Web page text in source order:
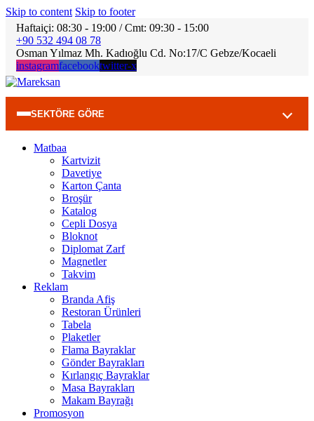
Skip to content Skip to footer
Haftaiçi: 08:30 - 19:00 / Cmt: 09:30 - 15:00
+90 532 494 08 78
Osman Yılmaz Mh. Kadıoğlu Cd. No:17/C Gebze/Kocaeli
instagramfacebooktwitter-x
SEKTÖRE GÖRE
Matbaa
Kartvizit
Davetiye
Karton Çanta
Broşür
Katalog
Cepli Dosya
Bloknot
Diplomat Zarf
Magnetler
Takvim
Reklam
Branda Afiş
Restoran Ürünleri
Tabela
Plaketler
Flama Bayraklar
Gönder Bayrakları
Kırlangıç Bayraklar
Masa Bayrakları
Makam Bayrağı
Promosyon